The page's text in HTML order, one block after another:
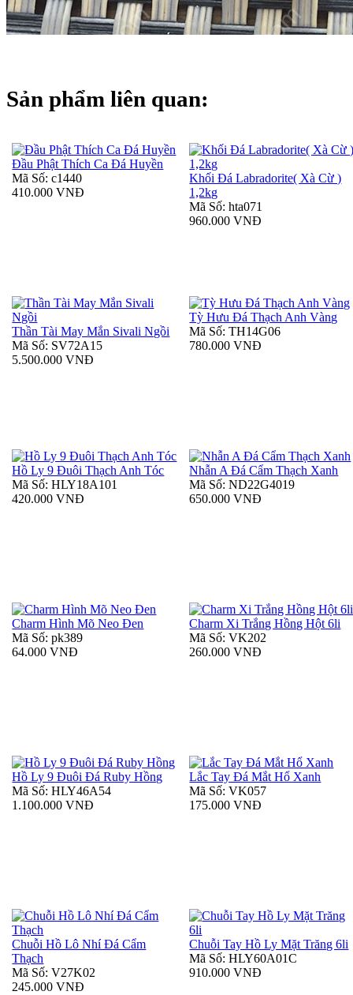
Sản phẩm liên quan:
Đầu Phật Thích Ca Đá Huyền
Mã Số: c1440
410.000 VNĐ
Khối Đá Labradorite( Xà Cừ )
1,2kg
Mã Số: hta071
960.000 VNĐ
Thần Tài May Mắn Sivali Ngồi
Mã Số: SV72A15
5.500.000 VNĐ
Tỳ Hưu Đá Thạch Anh Vàng
Mã Số: TH14G06
780.000 VNĐ
Hồ Ly 9 Đuôi Thạch Anh Tóc
Mã Số: HLY18A101
420.000 VNĐ
Nhẫn A Đá Cẩm Thạch Xanh
Mã Số: ND22G4019
650.000 VNĐ
Charm Hình Mõ Neo Đen
Mã Số: pk389
64.000 VNĐ
Charm Xi Trắng Hồng Hột 6li
Mã Số: VK202
260.000 VNĐ
Hồ Ly 9 Đuôi Đá Ruby Hồng
Mã Số: HLY46A54
1.100.000 VNĐ
Lắc Tay Đá Mắt Hổ Xanh
Mã Số: VK057
175.000 VNĐ
Chuỗi Hồ Lô Nhí Đá Cẩm
Thạch
Mã Số: V27K02
245.000 VNĐ
Chuỗi Tay Hồ Ly Mặt Trăng 6li
Mã Số: HLY60A01C
910.000 VNĐ